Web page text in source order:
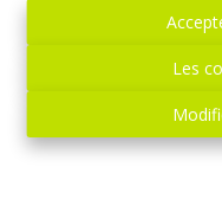
Les
habitable
Rez: Hall d'entrée,
cuisine équipée,
de +/- 50 m², jardin
nuit, 3 chambres,
chambre sous toit.